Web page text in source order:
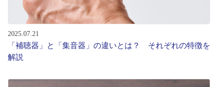
2025.07.21
「補聴器」と「集音器」の違いとは？ それぞれの特徴を
解説